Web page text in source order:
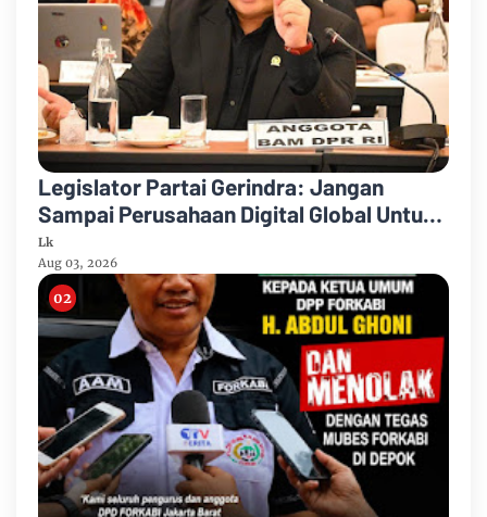
Legislator Partai Gerindra: Jangan
Sampai Perusahaan Digital Global Untung
Besar, Indonesia Hanya Jadi Pasar
Lk
Aug 03, 2026